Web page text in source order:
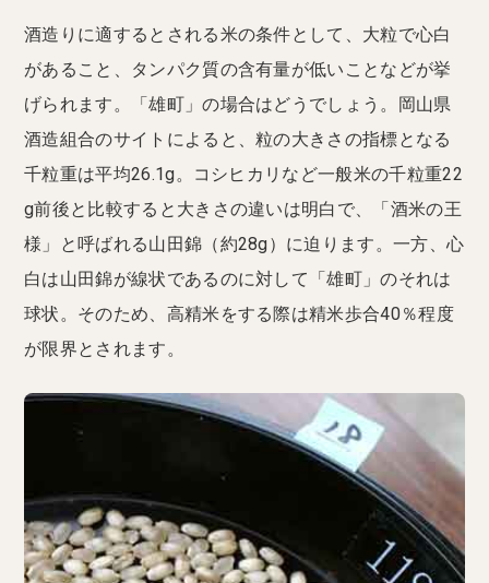
酒造りに適するとされる米の条件として、大粒で心白
があること、タンパク質の含有量が低いことなどが挙
げられます。「雄町」の場合はどうでしょう。岡山県
酒造組合のサイトによると、粒の大きさの指標となる
千粒重は平均26.1g。コシヒカリなど一般米の千粒重22
g前後と比較すると大きさの違いは明白で、「酒米の王
様」と呼ばれる山田錦（約28g）に迫ります。一方、心
白は山田錦が線状であるのに対して「雄町」のそれは
球状。そのため、高精米をする際は精米歩合40％程度
が限界とされます。